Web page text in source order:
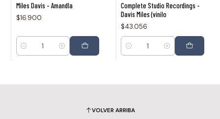
Miles Davis - Amandla
$16.900
Cantidad
Complete Studio Recordings -
Davis Miles (vinilo
$43.056
Cantidad
VOLVER ARRIBA